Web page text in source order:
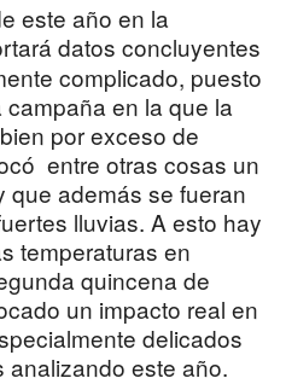
este año en la
datos concluyentes
complicado, puesto
en la que la
por exceso de
entre otras cosas un
que además se fueran
lluvias. A esto hay
temperaturas en
quincena de
un impacto real en
delicados
este año.